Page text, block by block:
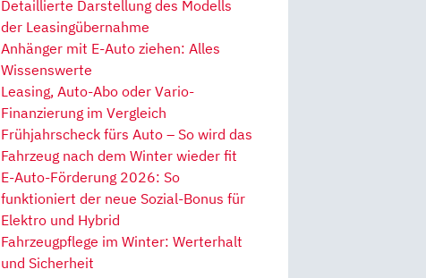
Detaillierte Darstellung des Modells
der Leasingübernahme
Anhänger mit E-Auto ziehen: Alles
Wissenswerte
Leasing, Auto-Abo oder Vario-
Finanzierung im Vergleich
Frühjahrscheck fürs Auto – So wird das
Fahrzeug nach dem Winter wieder fit
E-Auto-Förderung 2026: So
funktioniert der neue Sozial-Bonus für
Elektro und Hybrid
Fahrzeugpflege im Winter: Werterhalt
und Sicherheit